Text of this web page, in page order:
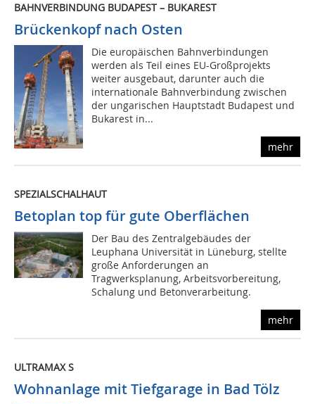
BAHNVERBINDUNG BUDAPEST – BUKAREST
Brückenkopf nach Osten
Die europäischen Bahnverbindungen
werden als Teil eines EU-Großprojekts
weiter ausgebaut, darunter auch die
internationale Bahnverbindung zwischen
der ungarischen Hauptstadt Budapest und
Bukarest in...
mehr
SPEZIALSCHALHAUT
Betoplan top für gute Oberflächen
Der Bau des Zentralgebäudes der
Leuphana Universität in Lüneburg, stellte
große Anforderungen an
Tragwerksplanung, Arbeitsvorbereitung,
Schalung und Betonverarbeitung.
mehr
ULTRAMAX S
Wohnanlage mit Tiefgarage in Bad Tölz